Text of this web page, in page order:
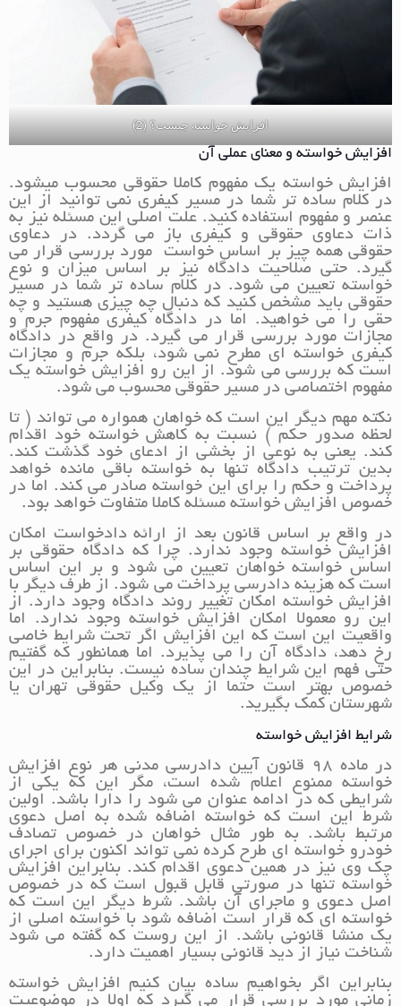
افزایش خواسته چیست؟ (2)
افزایش خواسته و معنای عملی آن
افزایش خواسته یک مفهوم کاملا حقوقی محسوب میشود.
در کلام ساده تر شما در مسیر کیفری نمی توانید از این
عنصر و مفهوم استفاده کنید. علت اصلی این مسئله نیز به
ذات دعاوی حقوقی و کیفری باز می گردد. در دعاوی
حقوقی همه چیز بر اساس خواست مورد بررسی قرار می
گیرد. حتی صلاحیت دادگاه نیز بر اساس میزان و نوع
خواسته تعیین می شود. در کلام ساده تر شما در مسیر
حقوقی باید مشخص کنید که دنبال چه چیزی هستید و چه
حقی را می خواهید. اما در دادگاه کیفری مفهوم جرم و
مجازات مورد بررسی قرار می گیرد. در واقع در دادگاه
کیفری خواسته ای مطرح نمی شود، بلکه جرم و مجازات
است که بررسی می شود. از این رو افزایش خواسته یک
مفهوم اختصاصی در مسیر حقوقی محسوب می شود.
نکته مهم دیگر این است که خواهان همواره می تواند ( تا
لحظه صدور حکم ) نسبت به کاهش خواسته خود اقدام
کند. یعنی به نوعی از بخشی از ادعای خود گذشت کند.
بدین ترتیب دادگاه تنها به خواسته باقی مانده خواهد
پرداخت و حکم را برای این خواسته صادر می کند. اما در
خصوص افزایش خواسته مسئله کاملا متفاوت خواهد بود.
در واقع بر اساس قانون بعد از ارائه دادخواست امکان
افزایش خواسته وجود ندارد. چرا که دادگاه حقوقی بر
اساس خواسته خواهان تعیین می شود و بر این اساس
است که هزینه دادرسی پرداخت می شود. از طرف دیگر با
افزایش خواسته امکان تغییر روند دادگاه وجود دارد. از
این رو معمولا امکان افزایش خواسته وجود ندارد. اما
واقعیت این است که این افزایش اگر تحت شرایط خاصی
رخ دهد، دادگاه آن را می پذیرد. اما همانطور که گفتیم
حتی فهم این شرایط چندان ساده نیست. بنابراین در این
خصوص بهتر است حتما از یک وکیل حقوقی تهران یا
شهرستان کمک بگیرید.
شرایط افزایش خواسته
در ماده 98 قانون آیین دادرسی مدنی هر نوع افزایش
خواسته ممنوع اعلام شده است، مگر این که یکی از
شرایطی که در ادامه عنوان می شود را دارا باشد. اولین
شرط این است که خواسته اضافه شده به اصل دعوی
مرتبط باشد. به طور مثال خواهان در خصوص تصادف
خودرو خواسته ای طرح کرده نمی تواند اکنون برای اجرای
چک وی نیز در همین دعوی اقدام کند. بنابراین افزایش
خواسته تنها در صورتی قابل قبول است که در خصوص
اصل دعوی و ماجرای آن باشد. شرط دیگر این است که
خواسته ای که قرار است اضافه شود با خواسته اصلی از
یک منشا قانونی باشد. از این روست که گفته می شود
شناخت نیاز از دید قانونی بسیار اهمیت دارد.
بنابراین اگر بخواهیم ساده بیان کنیم افزایش خواسته
زمانی مورد بررسی قرار می گیرد که اولا در موضوعیت